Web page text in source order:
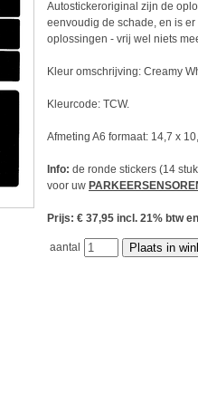
Autostickeroriginal zijn de
eenvoudig de schade, en is
oplossingen - vrij wel niets
Kleur omschrijving: Creamy
Kleurcode: TCW.
Afmeting A6 formaat: 14,7 x
Info: de ronde stickers (14
voor uw
Prijs: € 37,95 incl. 21% btw
aantal